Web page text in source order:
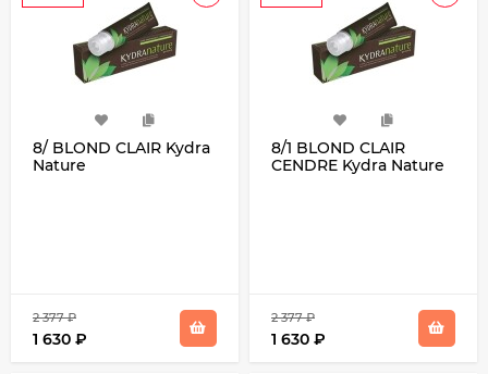
8/ BLOND CLAIR Kydra
Nature
2 377₽
1 630 ₽
8/1 BLOND CLAIR
CENDRE Kydra Nature
2 377₽
1 630 ₽